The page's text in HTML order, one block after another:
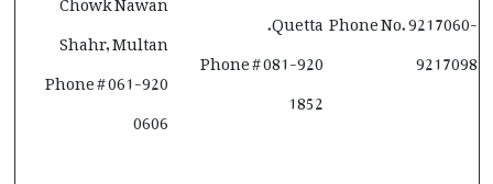
Phone No. 9217060-
9217098
Quetta.
Phone # 081-920
1852
Shahr, Multan
Phone # 061-920
0606